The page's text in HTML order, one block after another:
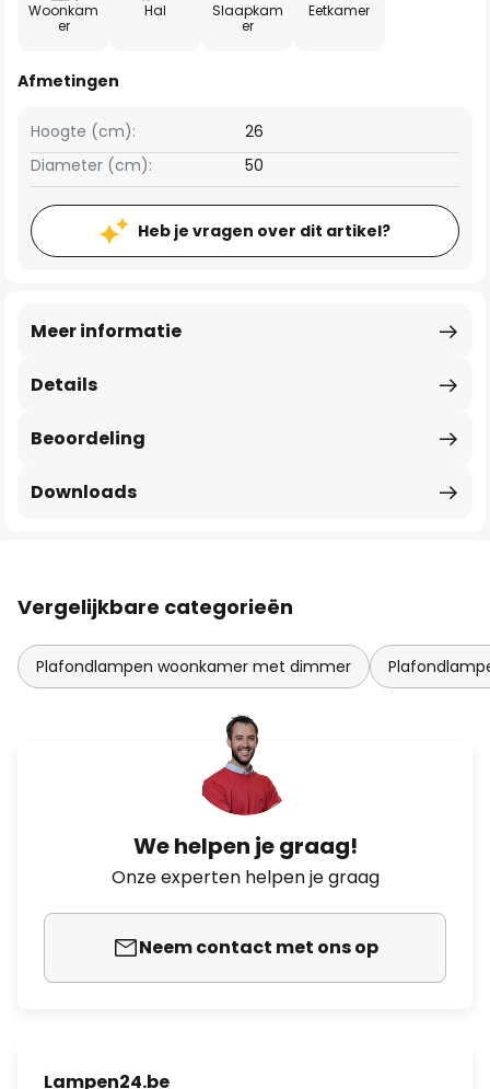
Woonkam
er
Hal
Slaapkam
er
Eetkamer
Afmetingen
Hoogte (cm):
26
Diameter (cm):
50
Heb je vragen over dit artikel?
Details
Meer informatie
Beoordeling
Downloads
Vergelijkbare categorieën
Plafondlampen woonkamer met dimmer
We helpen je graag!
Onze experten helpen je graag
Neem contact met ons op
Lampen24.be